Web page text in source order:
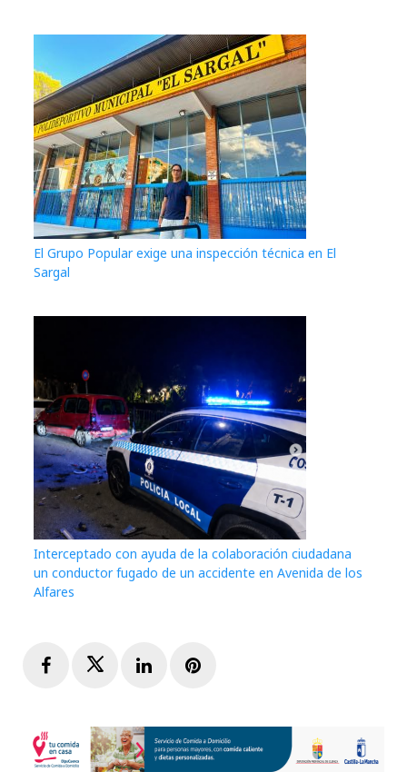
El Grupo Popular exige una inspección técnica en El
Sargal
Interceptado con ayuda de la colaboración ciudadana
un conductor fugado de un accidente en Avenida de los
Alfares
FacebookTwitterLinkedInPinterest